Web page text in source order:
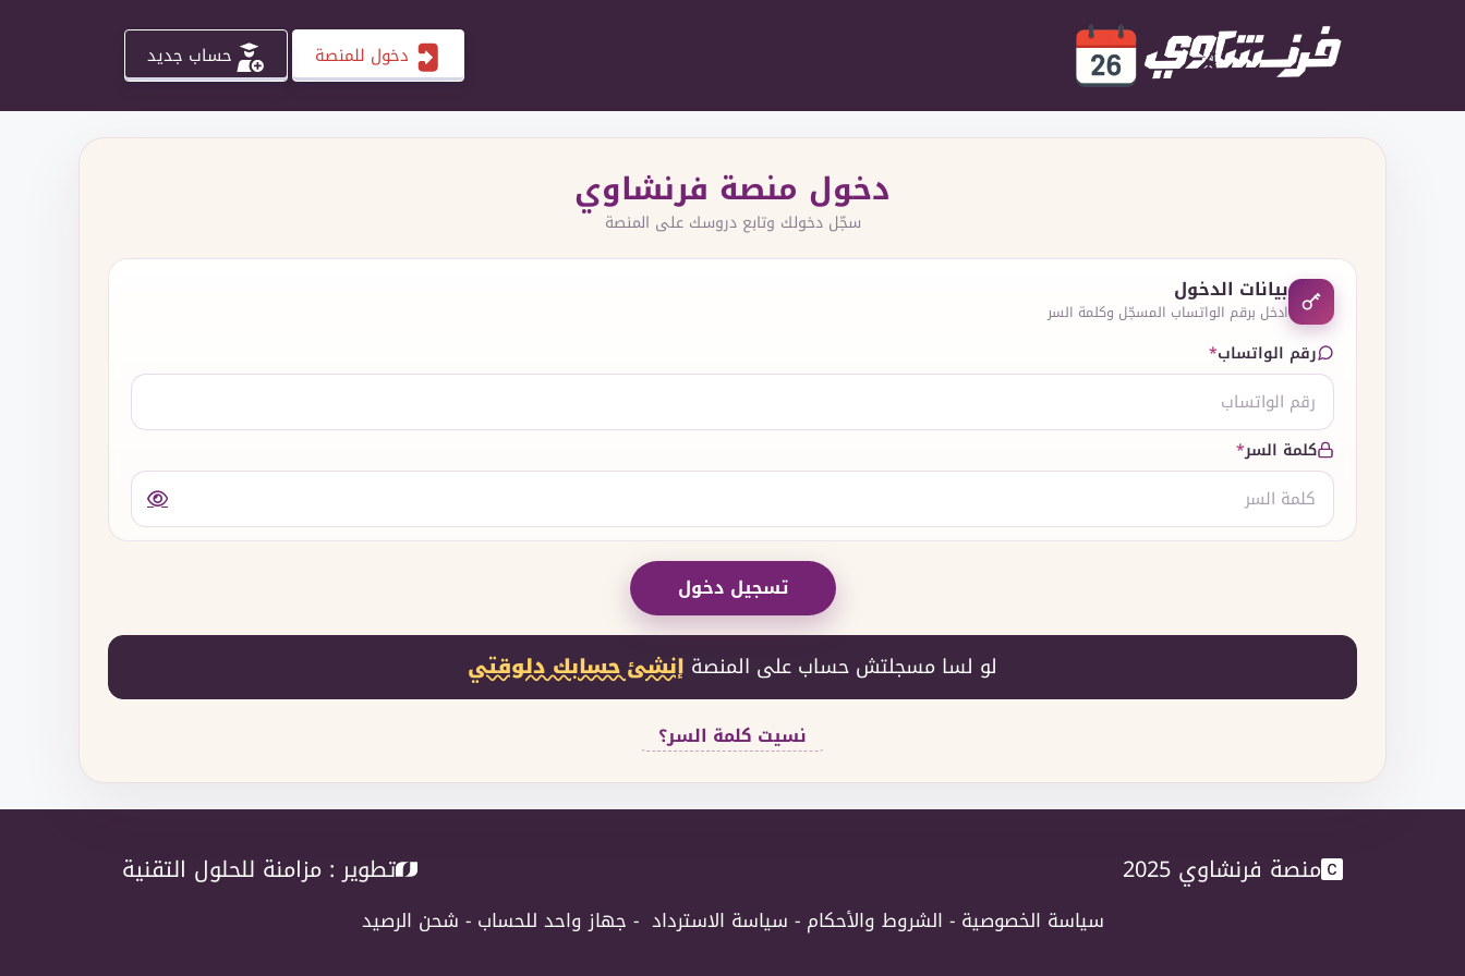
دخول للمنصة حساب جديد
دخول منصة فرنشاوي
سجّل دخولك وتابع دروسك على المنصة
بيانات الدخول
ادخل برقم الواتساب المسجّل وكلمة السر
رقم الواتساب*
كلمة السر*
تسجيل دخول
لو لسا مسجلتش حساب على المنصة إنشئ حسابك دلوقتي
نسيت كلمة السر؟
منصة فرنشاوي 2025 تطوير : مزامنة للحلول التقنية
سياسة الخصوصية - الشروط والأحكام - سياسة الاسترداد - جهاز واحد للحساب - شحن الرصيد